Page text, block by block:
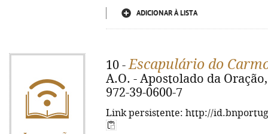
ADICIONAR À LISTA
10 -Escapulário do
A.O. - Apostolado da
972-39-0600-7
Link persistente: http://